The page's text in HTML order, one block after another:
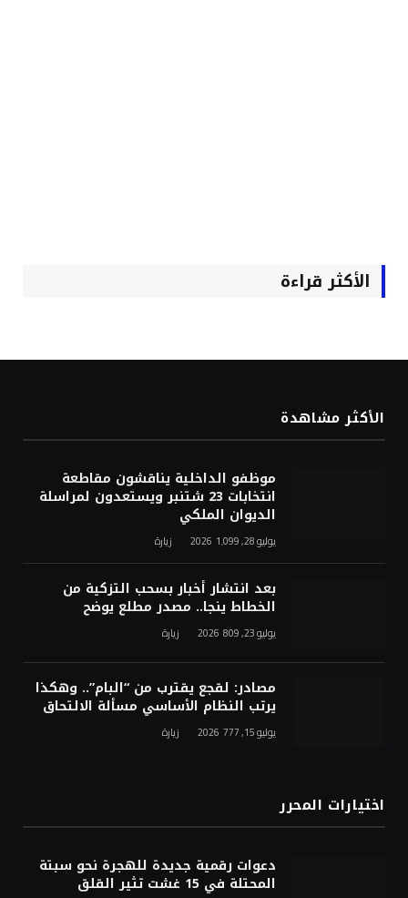
الأكثر قراءة
الأكثر مشاهدة
موظفو الداخلية يناقشون مقاطعة
انتخابات 23 شتنبر ويستعدون لمراسلة
الديوان الملكي
يوليو 28, 2026 1٬099 زيارة
بعد انتشار أخبار بسحب التزكية من
الخطاط ينجا.. مصدر مطلع يوضح
يوليو 23, 2026 809 زيارة
مصادر: لقجع يقترب من “البام”.. وهكذا
يرتب النظام الأساسي مسألة الالتحاق
يوليو 15, 2026 777 زيارة
اختيارات المحرر
دعوات رقمية جديدة للهجرة نحو سبتة
المحتلة في 15 غشت تثير القلق